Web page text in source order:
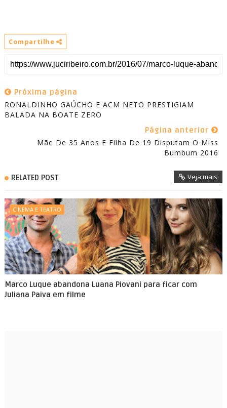
Compartilhe
Próxima página
RONALDINHO GAÚCHO E ACM NETO PRESTIGIAM
Página anterior
Mãe De 35 Anos E Filha De 19 Disputam O Miss
Bumbum 2016
RELATED POST Veja mais
CINEMA E TEATRO
Marco Luque abandona Luana Piovani para ficar com
Juliana Paiva em filme